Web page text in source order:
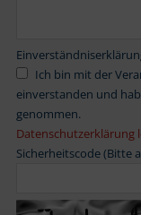
einverstanden und
genommen.
Datenschutzerklärung
Sicherheitscode (Bitte